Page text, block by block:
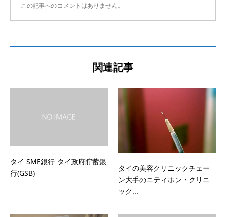
この記事へのコメントはありません。
関連記事
タイ SME銀行 タイ政府貯蓄銀
行(GSB)
タイの美容クリニックチェー
ン大手のニティポン・クリニ
ック...